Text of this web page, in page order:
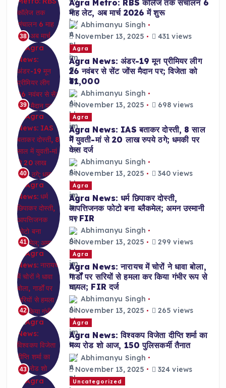
38
Agra Metro: RBS कॉलेज तक संचालन 6
माह लेट, अब मार्च 2026 में शुरू
Abhimanyu Singh
November 13, 2025
431 views
39
Agra
Agra News: अंडर-19 मून प्रीमियर लीग
26 नवंबर से सेंट जोंस मैदान पर; विजेता को
₹31,000
Abhimanyu Singh
November 13, 2025
698 views
40
Agra
Agra News: IAS बताकर दोस्ती, 8 साल
में युवती-मां से 20 लाख रुपये ठगे; धमकी पर
केस दर्ज
Abhimanyu Singh
November 13, 2025
340 views
41
Agra
Agra News: धर्म छिपाकर दोस्ती,
आपत्तिजनक फोटो बना ब्लैकमेल; अमन उस्मानी
पर FIR
Abhimanyu Singh
November 13, 2025
299 views
42
Agra
Agra News: नारायच में चोरों ने धावा बोला,
गार्डों पर सरियों से हमला कर किया गंभीर रूप से
घायल; FIR दर्ज
Abhimanyu Singh
November 13, 2025
265 views
43
Agra
Agra News: विश्वकप विजेता दीप्ति शर्मा का
भव्य रोड शो आज, 150 पुलिसकर्मी तैनात
Abhimanyu Singh
November 13, 2025
324 views
Uncategorized